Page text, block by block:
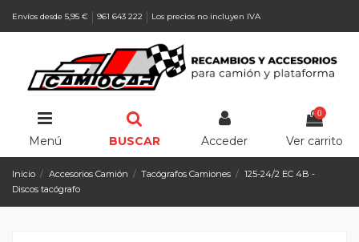
Envíos desde 5,95 € 961 643 222 Los precios no incluyen IVA
Menú BUSCAR Acceder
0
Ver carrito
Inicio Accesorios Camión Tacógrafos Camiones
125-24/2 EC 4B -
Discos tacógrafo